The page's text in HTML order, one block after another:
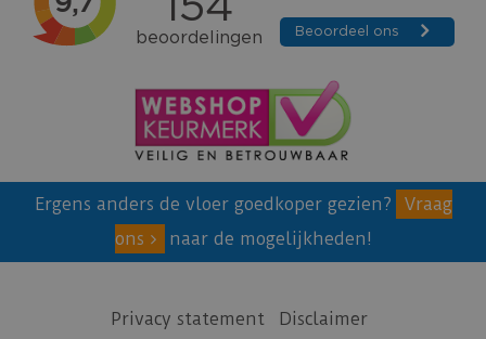
Ergens anders de vloer goedkoper gezien?
Vraag
ons
naar de mogelijkheden!
Privacy statement
Disclaimer